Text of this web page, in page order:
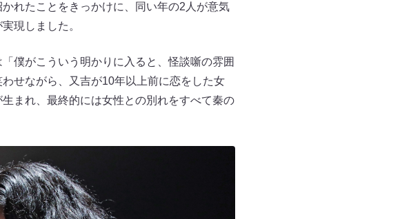
れたことをきっかけに、同い年の2人が意気
現しました。
僕がこういう明かりに入ると、怪談噺の雰囲
せながら、又吉が10年以上前に恋をした女
まれ、最終的には女性との別れをすべて秦の